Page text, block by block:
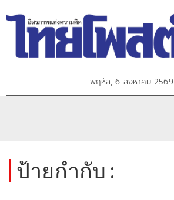
พฤหัส, 6 สิงหาคม 2569
ป้ายกำกับ :